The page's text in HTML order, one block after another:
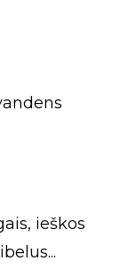
ieškos